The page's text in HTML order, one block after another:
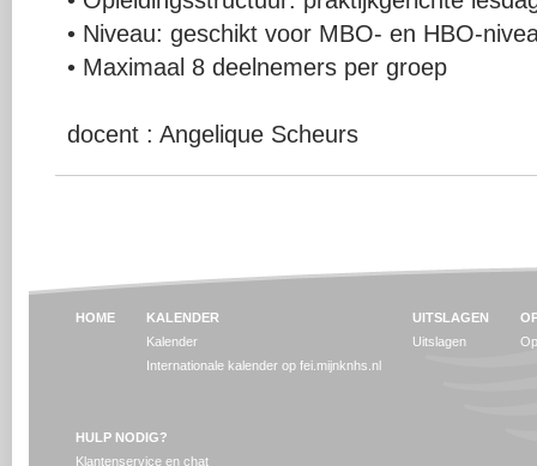
• Niveau: geschikt voor MBO- en HBO-
• Maximaal 8 deelnemers per groep
docent : Angelique Scheurs
HOME
KALENDER
Kalender
Internationale kalender op fei.mijnknhs.nl
UITSLAGEN
Uitslagen
HULP NODIG?
Klantenservice en chat